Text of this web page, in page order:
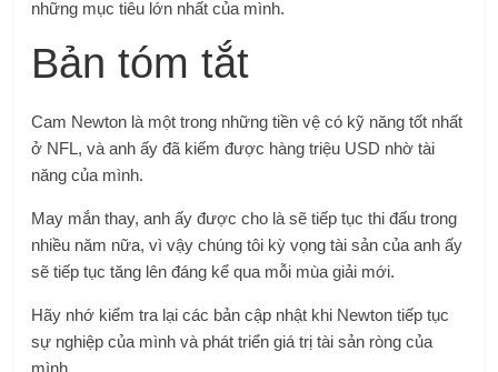
những mục tiêu lớn nhất của mình.
Bản tóm tắt
Cam Newton là một trong những tiền vệ có kỹ năng tốt nhất
ở NFL, và anh ấy đã kiếm được hàng triệu USD nhờ tài
năng của mình.
May mắn thay, anh ấy được cho là sẽ tiếp tục thi đấu trong
nhiều năm nữa, vì vậy chúng tôi kỳ vọng tài sản của anh ấy
sẽ tiếp tục tăng lên đáng kể qua mỗi mùa giải mới.
Hãy nhớ kiểm tra lại các bản cập nhật khi Newton tiếp tục
sự nghiệp của mình và phát triển giá trị tài sản ròng của